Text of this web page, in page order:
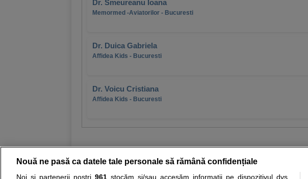
Dr. Smeureanu Ioana
Memormed -Aviatorilor - Bucuresti
Dr. Duica Gabriela
Affidea Kids - Bucuresti
Dr. Voicu Cristiana
Affidea Kids - Bucuresti
Nouă ne pasă ca datele tale personale să rămână confidențiale
Noi și partenerii noștri 961stocăm și/sau accesăm informații pe dispozitivul dvs.,